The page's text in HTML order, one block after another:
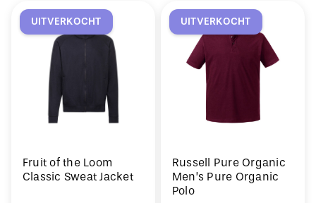
UITVERKOCHT
Fruit of the Loom
Classic Sweat Jacket
UITVERKOCHT
Russell Pure Organic
Men’s Pure Organic
Polo